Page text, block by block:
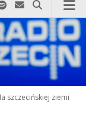
zadzwoń
u
na Xnas na Instagram-ie
nas na TikTok-u
Szukaj nas na Spotify
Wyślij do nas
Szukaj
szczecińskiej ziemi